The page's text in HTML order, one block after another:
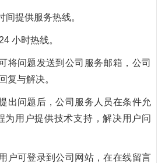
间提供服务热线。
小时热线。
将问题发送到公司服务邮箱，公司
复与解决。
出问题后，公司服务人员在条件允
为用户提供技术支持，解决用户问
户可登录到公司网站，在在线留言